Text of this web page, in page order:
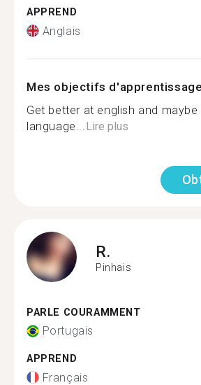
APPREND
Anglais
Mes objectifs d'apprentissage
Get better at english and
language... Lire plus
R.
Pinhais
PARLE COURAMMENT
Portugais
APPREND
Français